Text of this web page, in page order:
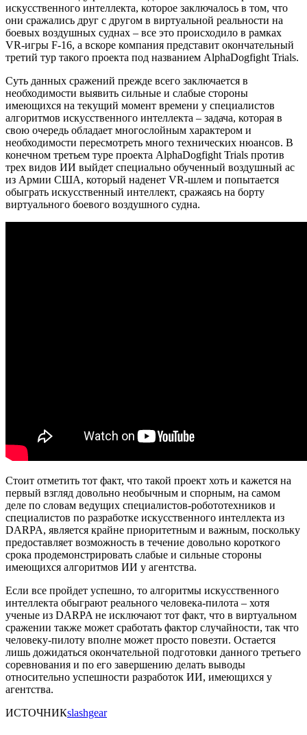
искусственного интеллекта, которое заключалось в том, что
они сражались друг с другом в виртуальной реальности на
боевых воздушных суднах – все это происходило в рамках
VR-игры F-16, а вскоре компания представит окончательный
третий тур такого проекта под названием AlphaDogfight Trials.
Суть данных сражений прежде всего заключается в
необходимости выявить сильные и слабые стороны
имеющихся на текущий момент времени у специалистов
алгоритмов искусственного интеллекта – задача, которая в
свою очередь обладает многослойным характером и
необходимости пересмотреть много технических нюансов. В
конечном третьем туре проекта AlphaDogfight Trials против
трех видов ИИ выйдет специально обученный воздушный ас
из Армии США, который наденет VR-шлем и попытается
обыграть искусственный интеллект, сражаясь на борту
виртуального боевого воздушного судна.
Стоит отметить тот факт, что такой проект хоть и кажется на
первый взгляд довольно необычным и спорным, на самом
деле по словам ведущих специалистов-робототехников и
специалистов по разработке искусственного интеллекта из
DARPA, является крайне приоритетным и важным, поскольку
предоставляет возможность в течение довольно короткого
срока продемонстрировать слабые и сильные стороны
имеющихся алгоритмов ИИ у агентства.
Если все пройдет успешно, то алгоритмы искусственного
интеллекта обыграют реального человека-пилота – хотя
ученые из DARPA не исключают тот факт, что в виртуальном
сражении также может сработать фактор случайности, так что
человеку-пилоту вполне может просто повезти. Остается
лишь дожидаться окончательной подготовки данного третьего
соревнования и по его завершению делать выводы
относительно успешности разработок ИИ, имеющихся у
агентства.
ИСТОЧНИКslashgear